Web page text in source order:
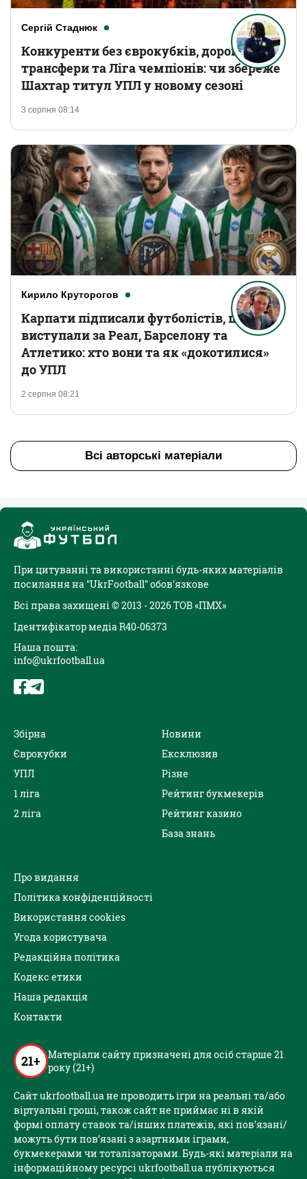
Сергій Стаднюк
3 серпня 08:14
Конкуренти без єврокубків, дорогі
трансфери та Ліга чемпіонів: чи збереже
Шахтар титул УПЛ у новому сезоні
Кирило Круторогов
2 серпня 08:21
Карпати підписали футболістів, що
виступали за Реал, Барселону та
Атлетико: хто вони та як «докотилися»
до УПЛ
Всі авторські матеріали
При цитуванні та використанні будь-яких матеріалів
посилання на "UkrFootball" обов'язкове
Всі права захищені © 2013 - 2026 ТОВ «ПМХ»
Ідентифікатор медіа R40-06373
Наша пошта:
info@ukrfootball.ua
Збірна
Єврокубки
УПЛ
1 ліга
2 ліга
Новини
Ексклюзив
Різне
Рейтинг букмекерів
Рейтинг казино
База знань
Про видання
Політика конфіденційності
Використання cookies
Угода користувача
Редакційна політика
Кодекс етики
Наша редакція
Контакти
21+ Матеріали сайту призначені для осіб старше 21
року (21+)
Сайт ukrfootball.ua не проводить ігри на реальні та/або
віртуальні гроші, також сайт не приймає ні в якій
формі оплату ставок та/інших платежів, які пов’язані/
можуть бути пов’язані з азартними іграми,
букмекерами чи тоталізаторами. Будь-які матеріали на
інформаційному ресурсі ukrfootball.ua публікуються